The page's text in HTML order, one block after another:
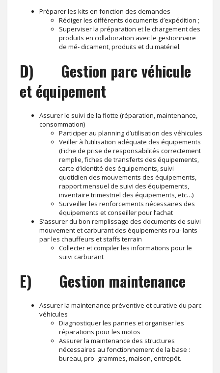
Préparer les kits en fonction des demandes
Rédiger les différents documents d’expédition ;
Superviser la préparation et le chargement des
produits en collaboration avec le gestionnaire
de mé- dicament, produits et du matériel.
D) Gestion parc véhicule
et équipement
Assurer le suivi de la flotte (réparation, maintenance,
consommation)
Participer au planning d’utilisation des véhicules
Veiller à l’utilisation adéquate des équipements
(Fiche de prise de responsabilités correctement
remplie, fiches de transferts des équipements,
carte d’identité des équipements, suivi
quotidien des mouvements des équipements,
rapport mensuel de suivi des équipements,
inventaire trimestriel des équipements, etc…)
Surveiller les renforcements nécessaires des
équipements et conseiller pour l’achat
S’assurer du bon remplissage des documents de suivi
mouvement et carburant des équipements rou- lants
par les chauffeurs et staffs terrain
Collecter et compiler les informations pour le
suivi carburant
E) Gestion maintenance
Assurer la maintenance préventive et curative du parc
véhicules
Diagnostiquer les pannes et organiser les
réparations pour les motos
Assurer la maintenance des structures
nécessaires au fonctionnement de la base :
bureau, pro- grammes, maison, entrepôt.